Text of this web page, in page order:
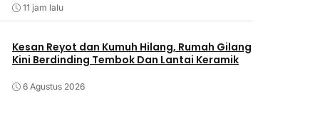
11 jam lalu
Kesan Reyot dan Kumuh Hilang, Rumah Gilang
Kini Berdinding Tembok Dan Lantai Keramik
6 Agustus 2026